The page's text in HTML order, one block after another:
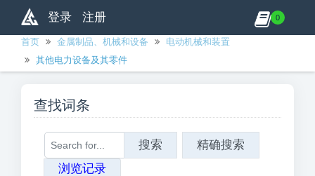
0
登录 注册
首页 金属制品、机械和设备
电动机械和装置
其他电力设备及其零件
查找词条
搜索
精确搜索
浏览记录